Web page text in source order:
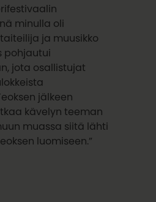
minulla oli
ja muusikko
pohjautui
jota osallistujat
jälkeen
kävelyn teeman
muassa siitä lähti
luomiseen.”